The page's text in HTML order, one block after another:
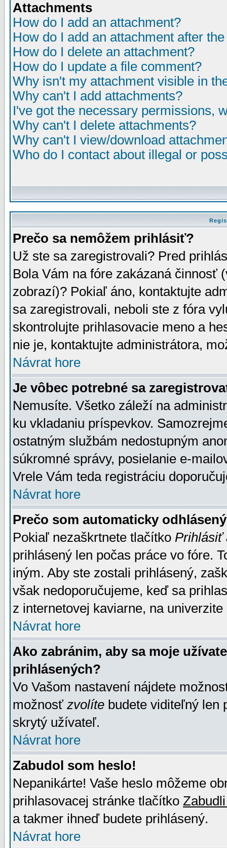
Attachments
How do I add an attachment?
How do I add an attachment after
How do I delete an attachment?
How do I update a file comment?
Why isn't my attachment visible in
Why can't I add attachments?
I've got the necessary permissions,
Why can't I delete attachments?
Why can't I view/download
Who do I contact about illegal or
Prečo sa nemôžem prihlásiť?
Už ste sa zaregistrovali? Pred
Bola Vám na fóre zakázaná činnosť
zobrazí)? Pokiaľ áno, kontaktujte
sa zaregistrovali, neboli ste z fóra
skontrolujte prihlasovacie meno a
nie je, kontaktujte administrátora,
Návrat hore
Je vôbec potrebné sa
Nemusíte. Všetko záleží na
ku vkladaniu príspevkov.
ostatným službám nedostupným
súkromné správy, posielanie e-
Vrele Vám teda registráciu
Návrat hore
Prečo som automaticky
Pokiaľ nezaškrtnete tlačítko Prihlásiť
prihlásený len počas práce vo fóre.
iným. Aby ste zostali prihlásený,
však nedoporučujeme, keď sa
z internetovej kaviarne, na univerzite
Návrat hore
Ako zabránim, aby sa moje
prihlásených?
Vo Vašom nastavení nájdete
možnosť zvolíte budete viditeľný len
skrytý užívateľ.
Návrat hore
Zabudol som heslo!
Nepanikárte! Vaše heslo môžeme
prihlasovacej stránke tlačítko
a takmer ihneď budete prihlásený.
Návrat hore